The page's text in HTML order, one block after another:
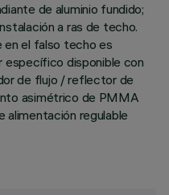
de aluminio fundido;
a ras de techo.
en el falso techo es
específico disponible con
de flujo / reflector de
asimétrico de PMMA
alimentación regulable